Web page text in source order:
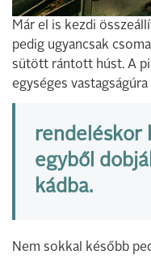
Már el is kezdi
pedig ugyancsak
sütött rántott húst. A
egységes
rendeléskor
egyből
kádba.
Nem sokkal később